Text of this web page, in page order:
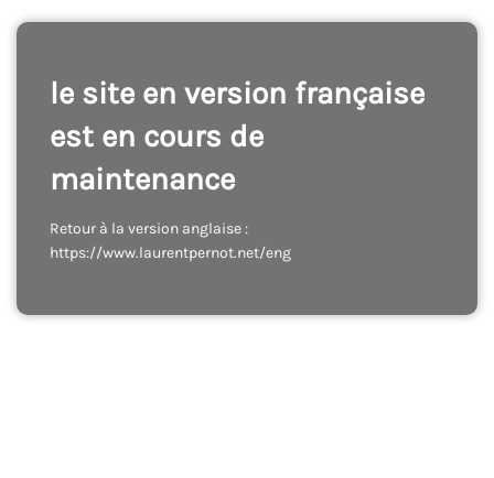
le site en version française
est en cours de
maintenance
Retour à la version anglaise :
https://www.laurentpernot.net/eng